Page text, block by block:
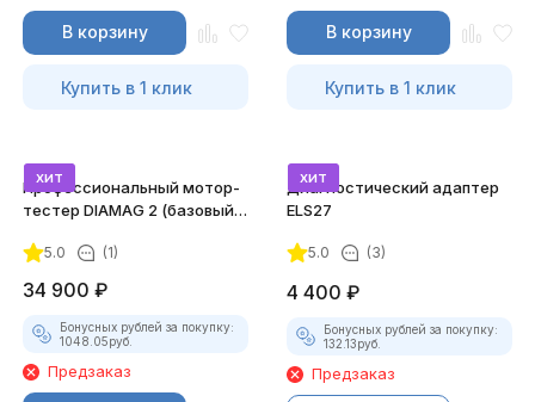
В корзину
Купить в 1 клик
В корзину
Купить в 1 клик
хит
Профессиональный мотор-
тестер DIAMAG 2 (базовый
5.0 (1)
34 900 ₽
Бонусных рублей за покупку:
1048.05руб.
Предзаказ
хит
Диагностический адаптер
ELS27
5.0 (3)
4 400 ₽
Бонусных рублей за покупку:
132.13руб.
Предзаказ